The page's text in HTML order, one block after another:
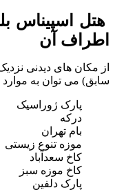
هتل اسپیناس
اطراف آن
از مکان‌ های دیدنی
سابق) می‌ توان به موارد
پارک ژوراسیک
درکه
بام تهران
موزه تنوع زیستی
کاخ سعدآباد
کاخ موزه سبز
پارک دلفین